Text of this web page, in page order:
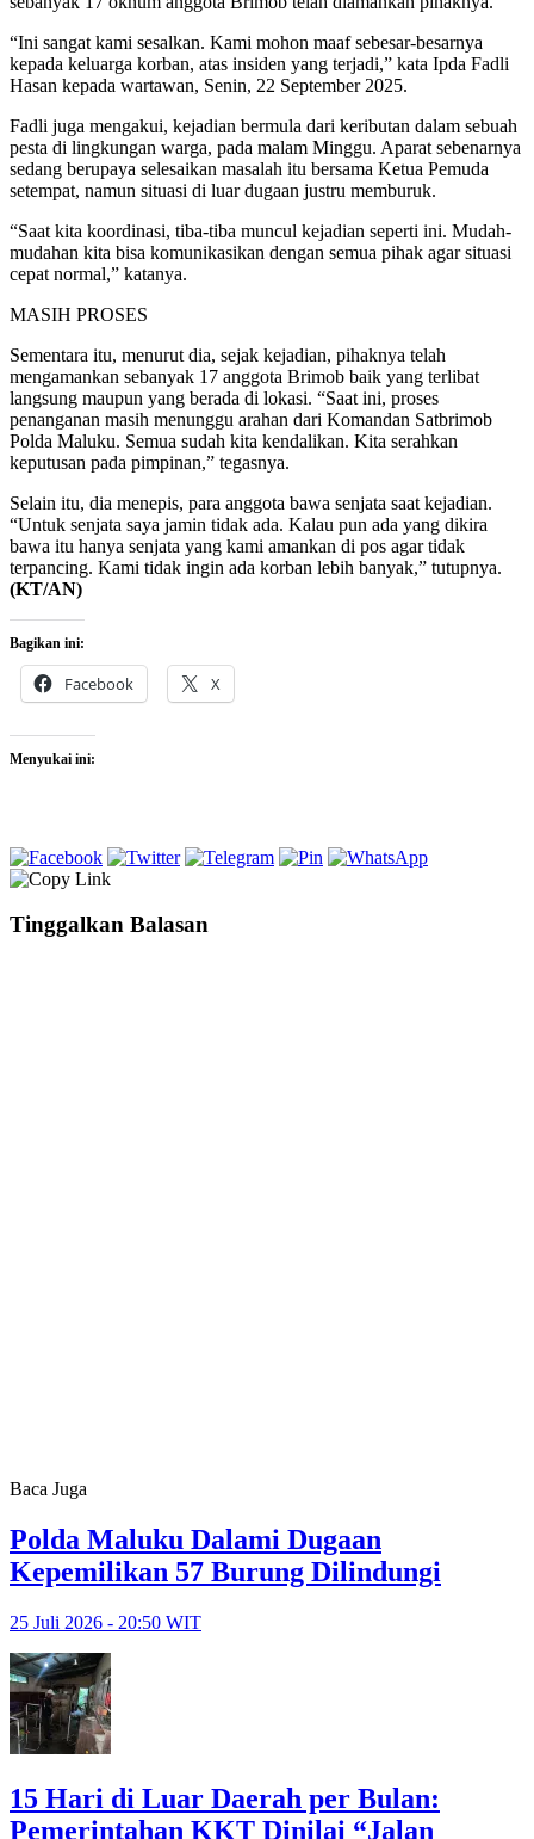
“Ini sangat kami sesalkan. Kami mohon maaf sebesar-besarnya
kepada keluarga korban, atas insiden yang terjadi,” kata Ipda Fadli
Hasan kepada wartawan, Senin, 22 September 2025.
Fadli juga mengakui, kejadian bermula dari keributan dalam sebuah
pesta di lingkungan warga, pada malam Minggu. Aparat sebenarnya
sedang berupaya selesaikan masalah itu bersama Ketua Pemuda
setempat, namun situasi di luar dugaan justru memburuk.
“Saat kita koordinasi, tiba-tiba muncul kejadian seperti ini. Mudah-
mudahan kita bisa komunikasikan dengan semua pihak agar situasi
cepat normal,” katanya.
MASIH PROSES
Sementara itu, menurut dia, sejak kejadian, pihaknya telah
mengamankan sebanyak 17 anggota Brimob baik yang terlibat
langsung maupun yang berada di lokasi. “Saat ini, proses
penanganan masih menunggu arahan dari Komandan Satbrimob
Polda Maluku. Semua sudah kita kendalikan. Kita serahkan
keputusan pada pimpinan,” tegasnya.
Selain itu, dia menepis, para anggota bawa senjata saat kejadian.
“Untuk senjata saya jamin tidak ada. Kalau pun ada yang dikira
bawa itu hanya senjata yang kami amankan di pos agar tidak
terpancing. Kami tidak ingin ada korban lebih banyak,” tutupnya.
(KT/AN)
Bagikan ini:
Facebook X
Menyukai ini:
Tinggalkan Balasan
Baca Juga
Polda Maluku Dalami Dugaan
Kepemilikan 57 Burung Dilindungi
25 Juli 2026 - 20:50 WIT
15 Hari di Luar Daerah per Bulan:
Pemerintahan KKT Dinilai “Jalan